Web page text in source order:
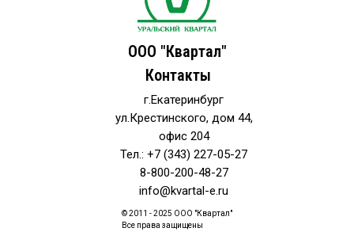
ООО "Квартал"
Контакты
г.Екатеринбург
ул.Крестинского, дом 44,
офис 204
Тел.: +7 (343) 227-05-27
8-800-200-48-27
info@kvartal-e.ru
© 2011 - 2025 ООО "Квартал"
Все права защищены